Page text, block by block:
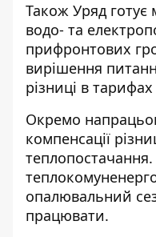
Також Уряд готує
водо- та
прифронтових
вирішення
різниці в
Окремо
компенсації
опалювальний
працювати.